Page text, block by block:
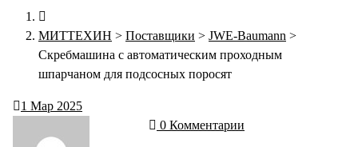
МИТТЕХИН > Поставщики > JWE-Baumann >
Скребмашина с автоматическим проходным
шпарчаном для подсосных поросят
1 Мар 2025
0 Комментарии